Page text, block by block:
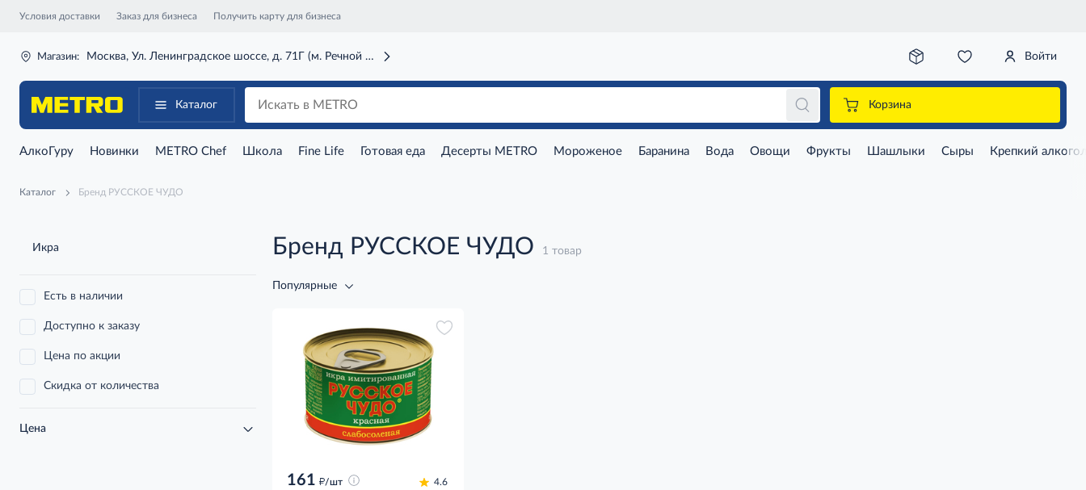
Условия доставки Заказ для бизнеса Получить карту для бизнеса
Магазин: Москва, Ул. Ленинградское шоссе, д. 71Г (м. Речной вокзал) Войти
Каталог Корзина
АлкоГуру Новинки METRO Chef Школа Fine Life Готовая еда Десерты METRO Мороженое Баранина Вода Овощи Фрукты Шашлыки Сыры Крепкий
Каталог Бренд РУССКОЕ ЧУДО
Икра
Есть в наличии
Доступно к заказу
Цена по акции
Скидка от количества
Цена
Бренд РУССКОЕ ЧУДО 1 товар
Популярные
161 д/шт 4.6